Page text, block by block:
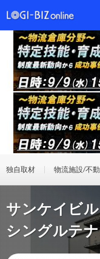
独自取材 物流施設/不
サンケイビ
シングルテ